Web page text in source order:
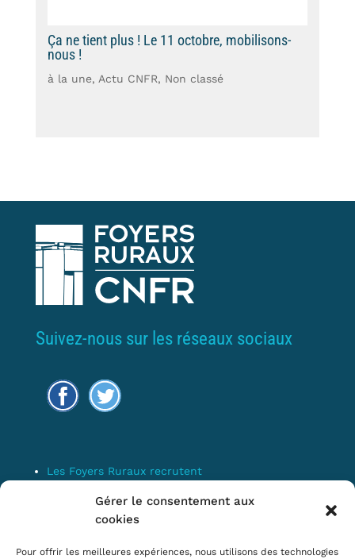
Gérer le consentement aux
cookies
Pour offrir les meilleures expériences, nous utilisons des technologies
Ça ne tient plus ! Le 11 octobre, mobilisons-
nous !
à la une, Actu CNFR, Non classé
Suivez-nous sur les réseaux sociaux
Les Foyers Ruraux recrutent
Espace Membre